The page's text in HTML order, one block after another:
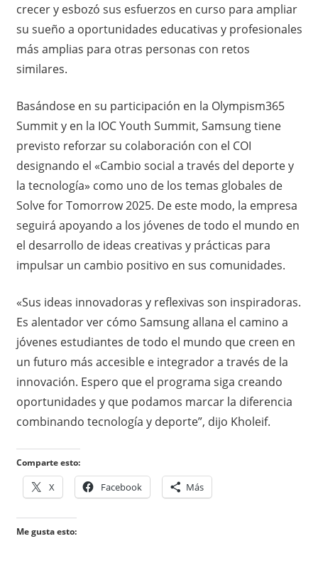
crecer y esbozó sus esfuerzos en curso para ampliar
su sueño a oportunidades educativas y profesionales
más amplias para otras personas con retos
similares.
Basándose en su participación en la Olympism365
Summit y en la IOC Youth Summit, Samsung tiene
previsto reforzar su colaboración con el COI
designando el «Cambio social a través del deporte y
la tecnología» como uno de los temas globales de
Solve for Tomorrow 2025. De este modo, la empresa
seguirá apoyando a los jóvenes de todo el mundo en
el desarrollo de ideas creativas y prácticas para
impulsar un cambio positivo en sus comunidades.
«Sus ideas innovadoras y reflexivas son inspiradoras.
Es alentador ver cómo Samsung allana el camino a
jóvenes estudiantes de todo el mundo que creen en
un futuro más accesible e integrador a través de la
innovación. Espero que el programa siga creando
oportunidades y que podamos marcar la diferencia
combinando tecnología y deporte”, dijo Kholeif.
Comparte esto:
X Facebook Más
Me gusta esto: